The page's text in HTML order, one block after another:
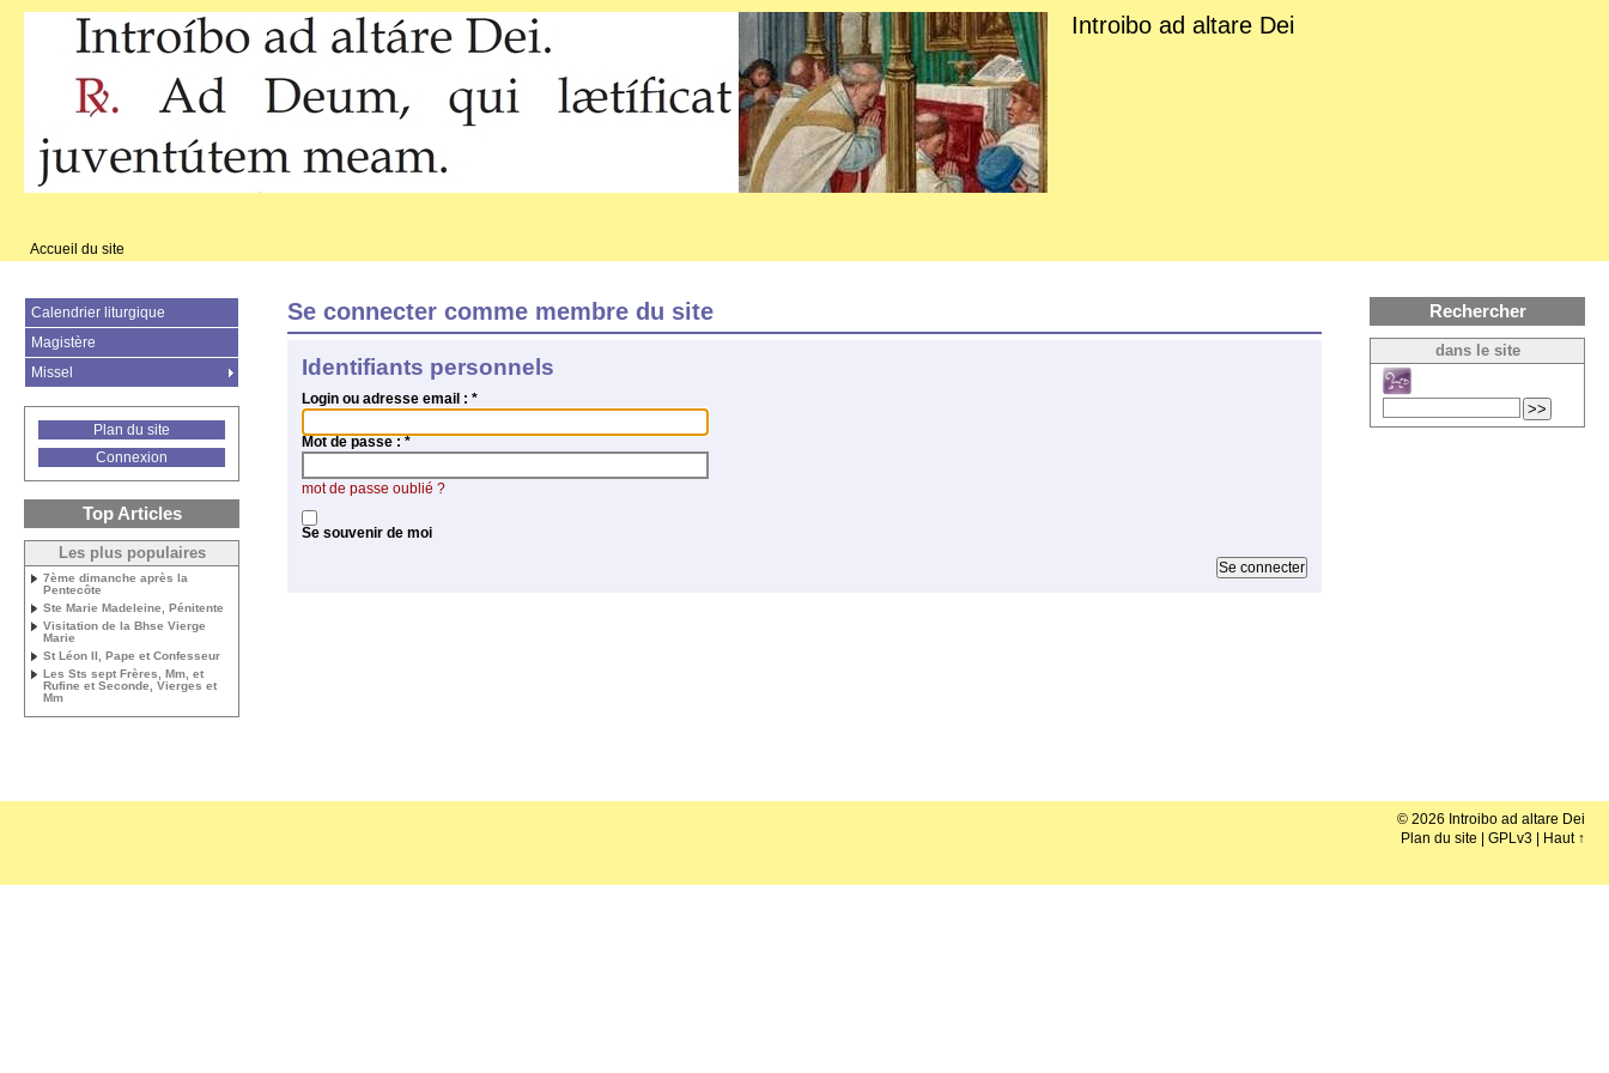
Introibo ad altare Dei
Accueil du site
Se connecter comme membre du site
Identifiants personnels
Login ou adresse email : *
Mot de passe :*
mot de passe oublié ?
Se souvenir de moi
Calendrier liturgique
Magistère
Missel
Plan du site
Connexion
Top Articles
Les plus populaires
7ème dimanche après la
Pentecôte
Ste Marie Madeleine, Pénitente
Visitation de la Bhse Vierge
Marie
St Léon II, Pape et Confesseur
Les Sts sept Frères, Mm, et
Rufine et Seconde, Vierges et
Mm
Rechercher
dans le site
© 2026 Introibo ad altare Dei
Plan du site
GPLv3 Haut ↑